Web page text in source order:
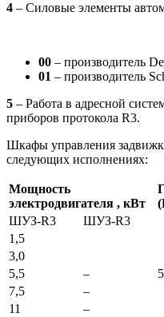
4 – Силовые элементы
00 – производитель
01 – производитель
5 – Работа в адресной
приборов протокола R3.
Шкафы управления
следующих исполнениях:
Мощность
электродвигателя , кВт
ШУЗ-R3
ШУЗ-R3
1,5
3,0
5,5
–
7,5
–
11
–